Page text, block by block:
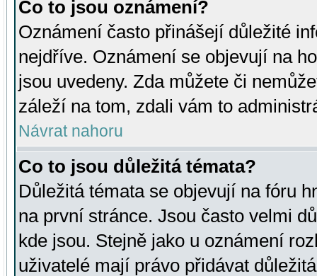
Co to jsou oznámení?
Oznámení často přinášejí důležité
nejdříve. Oznámení se objevují na
jsou uvedeny. Zda můžete či
záleží na tom, zdali vám to
Návrat nahoru
Co to jsou důležitá témata?
Důležitá témata se objevují na fóru
na první stránce. Jsou často velmi
kde jsou. Stejně jako u oznámení
uživatelé mají právo přidávat